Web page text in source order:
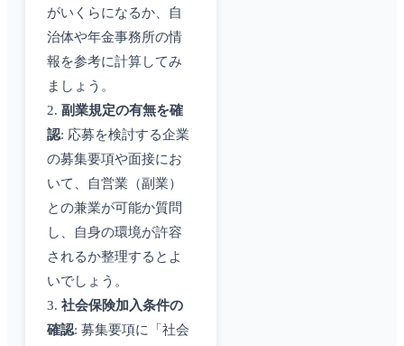
がいくらになるか、自
治体や年金事務所の情
報を参考に計算してみ
ましょう。
2. 副業規定の有無を確
認: 応募を検討する企業
の募集要項や面接にお
いて、自営業（副業）
との兼業が可能か質問
し、自身の環境が許容
されるか整理するとよ
いでしょう。
3. 社会保険加入条件の
確認: 募集要項に「社会